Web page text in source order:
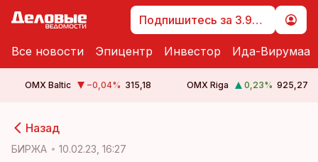
Подпишитесь за 3.99 €
Все новости Эпицентр Инвестор Ида-Вирумаа
OMX Baltic −0,04% 315,18 OMX Riga 0,23% 925,27
Назад
БИРЖА 10.02.23, 16:27